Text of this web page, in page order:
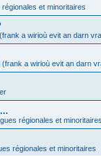
et minoritaires
a wirioù evit an darn
a wirioù evit an darn
régionales et minoritaires
régionales et minoritaires